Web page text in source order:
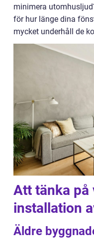
minimera
för hur länge dina
mycket underhåll de
Att tänka på
installation
Äldre